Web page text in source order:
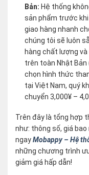
Bản: Hệ thống
sản phẩm trước
giao hàng nhanh
chúng tôi sẽ luôn
hàng chất lượng và
trên toàn Nhật Bản
chọn hình thức
tại Việt Nam, quý
chuyển 3,000¥ –
Trên đây là tổng hợp
như: thông số, giá
ngayMobappy – Hệ
những chương trình
giảm giá hấp dẫn!